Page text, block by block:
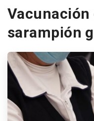
sarampión